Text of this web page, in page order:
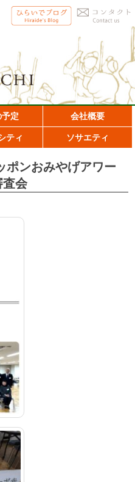
定 会社概要
ティ ソサエティ
ポンおみやげアワー
査会